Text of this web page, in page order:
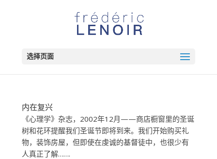
选择页面
内在复兴
《心理学》杂志，2002年12月——商店橱窗里的圣诞
树和花环提醒我们圣诞节即将到来。我们开始购买礼
物，装饰房屋，但即使在虔诚的基督徒中，也很少有
人真正了解…….